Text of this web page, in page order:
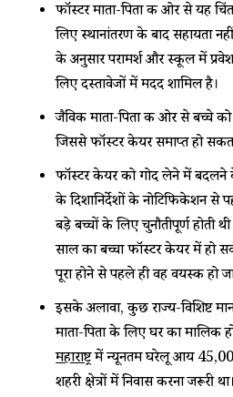
फॉस्टर माता-पिता की ओर से यह
लिए स्थानांतरण के बाद सहायता
के अनुसार परामर्श और स्कूल में प्रवेश
लिए दस्तावेजों में मदद शामिल है।
जैविक माता-पिता की ओर से बच्चे को
जिससे फॉस्टर केयर समाप्त हो
फॉस्टर केयर को गोद लेने में
के दिशानिर्देशों के नोटिफिकेशन
बड़े बच्चों के लिए चुनौतीपूर्ण होती
साल का बच्चा फॉस्टर केयर में हो
पूरा होने से पहले ही वह वयस्क हो
इसके अलावा, कुछ राज्य-विशिष्ट
माता-पिता के लिए घर का मालिक
महाराष्ट्रमें न्यूनतम घरेलू आय
शहरी क्षेत्रों में निवास करना जरूरी था।